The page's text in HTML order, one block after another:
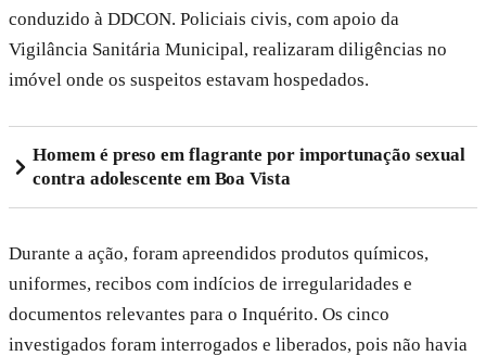
conduzido à DDCON. Policiais civis, com apoio da
Vigilância Sanitária Municipal, realizaram diligências no
imóvel onde os suspeitos estavam hospedados.
Homem é preso em flagrante por importunação sexual
contra adolescente em Boa Vista
Durante a ação, foram apreendidos produtos químicos,
uniformes, recibos com indícios de irregularidades e
documentos relevantes para o Inquérito. Os cinco
investigados foram interrogados e liberados, pois não havia